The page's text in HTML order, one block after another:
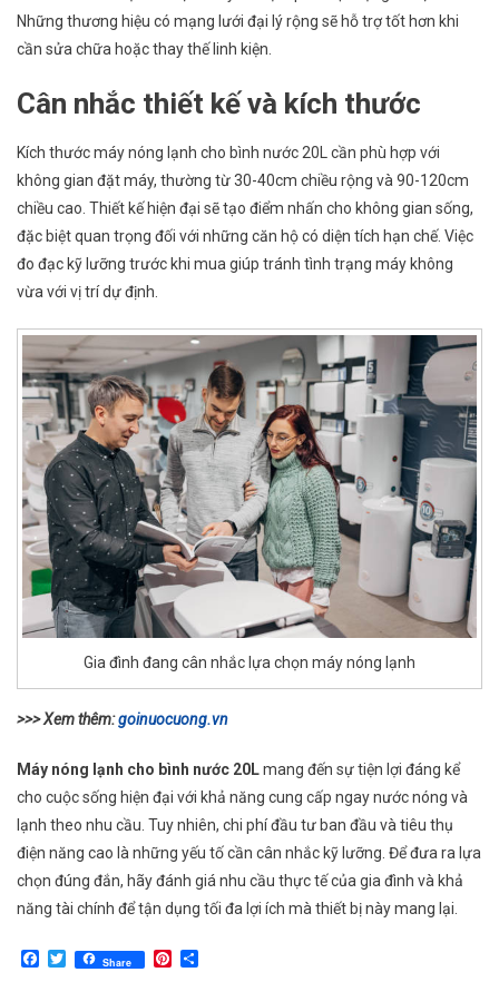
Những thương hiệu có mạng lưới đại lý rộng sẽ hỗ trợ tốt hơn khi
cần sửa chữa hoặc thay thế linh kiện.
Cân nhắc thiết kế và kích thước
Kích thước máy nóng lạnh cho bình nước 20L cần phù hợp với
không gian đặt máy, thường từ 30-40cm chiều rộng và 90-120cm
chiều cao. Thiết kế hiện đại sẽ tạo điểm nhấn cho không gian sống,
đặc biệt quan trọng đối với những căn hộ có diện tích hạn chế. Việc
đo đạc kỹ lưỡng trước khi mua giúp tránh tình trạng máy không
vừa với vị trí dự định.
Gia đình đang cân nhắc lựa chọn máy nóng lạnh
>>> Xem thêm:goinuocuong.vn
Máy nóng lạnh cho bình nước 20Lmang đến sự tiện lợi đáng kể
cho cuộc sống hiện đại với khả năng cung cấp ngay nước nóng và
lạnh theo nhu cầu. Tuy nhiên, chi phí đầu tư ban đầu và tiêu thụ
điện năng cao là những yếu tố cần cân nhắc kỹ lưỡng. Để đưa ra lựa
chọn đúng đắn, hãy đánh giá nhu cầu thực tế của gia đình và khả
năng tài chính để tận dụng tối đa lợi ích mà thiết bị này mang lại.
Facebook
Twitter
Share Pinterest